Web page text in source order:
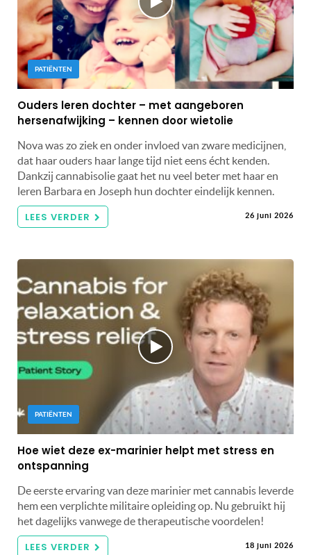
PATIËNTEN
Ouders leren dochter – met aangeboren
hersenafwijking – kennen door wietolie
Nova was zo ziek en onder invloed van zware medicijnen,
dat haar ouders haar lange tijd niet eens écht kenden.
Dankzij cannabisolie gaat het nu veel beter met haar en
leren Barbara en Joseph hun dochter eindelijk kennen.
LEES VERDER 26 juni 2026
PATIËNTEN
Hoe wiet deze ex-marinier helpt met stress en
ontspanning
De eerste ervaring van deze marinier met cannabis leverde
hem een ​​verplichte militaire opleiding op. Nu gebruikt hij
het dagelijks vanwege de therapeutische voordelen!
LEES VERDER 18 juni 2026